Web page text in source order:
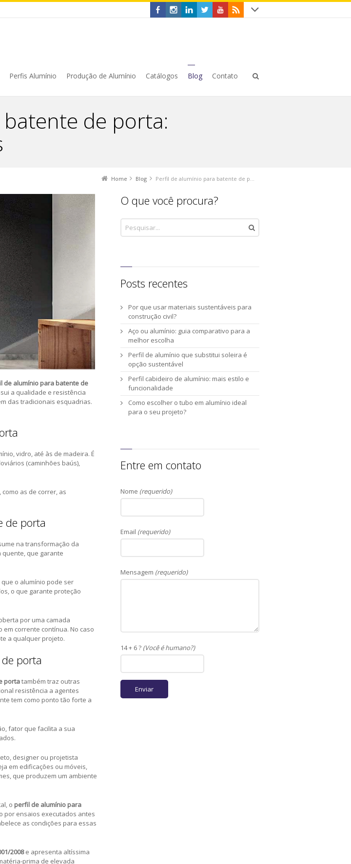
Perfis Alumínio Produção de Alumínio Catálogos Blog Contato
de porta:
Home Blog Perfil de alumínio para batente de porta: vantagens e aplicações
de alumínio para batente de
a qualidade e resistência
das tradicionais esquadrias.
vidro, até às de madeira. É
(caminhões baús),
as de correr, as
de porta
na transformação da
que garante
o alumínio pode ser
o que garante proteção
por uma camada
corrente contínua. No caso
a qualquer projeto.
porta
portatambém traz outras
resistência a agentes
tem como ponto tão forte a
fator que facilita a sua
designer ou projetista
em edificações ou móveis,
que produzem um ambiente
o perfil de alumínio para
por ensaios executados antes
as condições para essas
2008e apresenta altíssima
prima de elevada
O que você procura?
Posts recentes
Por que usar materiais sustentáveis para
construção civil?
Aço ou alumínio: guia comparativo para a
melhor escolha
Perfil de alumínio que substitui soleira é
opção sustentável
Perfil cabideiro de alumínio: mais estilo e
funcionalidade
Como escolher o tubo em alumínio ideal
para o seu projeto?
Entre em contato
Nome (requerido)
Email (requerido)
Mensagem (requerido)
14 + 6 ? (Você é humano?)